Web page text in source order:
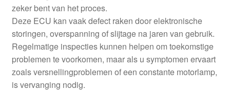
zeker bent van het proces.
Deze ECU kan vaak defect raken door elektronische
storingen, overspanning of slijtage na jaren van gebruik.
Regelmatige inspecties kunnen helpen om toekomstige
problemen te voorkomen, maar als u symptomen ervaart
zoals versnellingproblemen of een constante motorlamp,
is vervanging nodig.